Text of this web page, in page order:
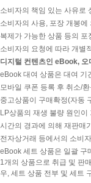
소비자의 책임 있는 사유로
소비자의 사용, 포장 개봉
복제가 가능한 상품 등의
소비자의 요청에 따라 개별
디지털 컨텐츠인 eBook,
eBook 대여 상품은 대여 기
모바일 쿠폰 등록 후 취소/
중고상품이 구매확정(자동
LP상품의 재생 불량 원인
시간의 경과에 의해 재판매
전자상거래 등에서의 소비
eBook 세트 상품은 일괄 구
1개의 상품으로 취급 및 판
우, 세트 상품 전부 및 세트